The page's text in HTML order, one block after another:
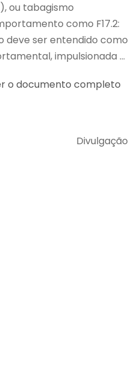
ou tabagismo
como F17.2:
deve ser entendido como
impulsionada ...
o documento completo
Divulgação